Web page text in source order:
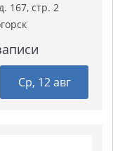
167, стр. 2
Ср, 12 авг